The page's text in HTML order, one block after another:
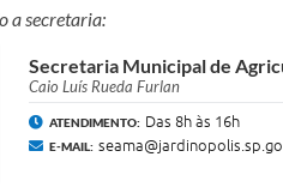
a secretaria:
Secretaria Municipal de
Caio Luís Rueda Furlan
ATENDIMENTO: Das 8h às 16h
E-MAIL: